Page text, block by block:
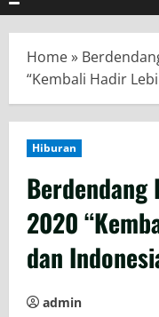
Home»
“Kembali Hadir
Hiburan
Berdendang
2020
dan
admin